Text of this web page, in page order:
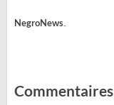
NegroNews
Commentaires